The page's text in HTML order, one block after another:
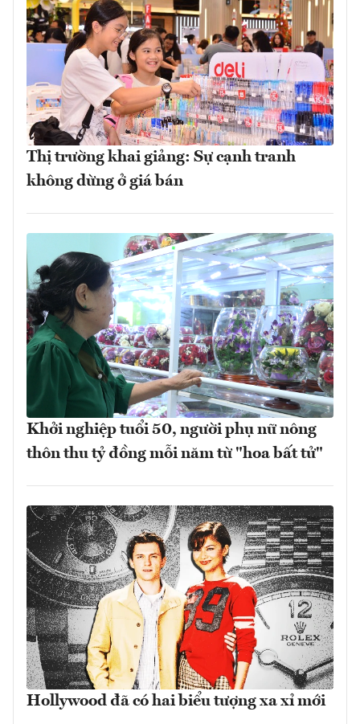
Thị trường khai giảng: Sự cạnh tranh
không dừng ở giá bán
Khởi nghiệp tuổi 50, người phụ nữ nông
thôn thu tỷ đồng mỗi năm từ "hoa bất tử"
Hollywood đã có hai biểu tượng xa xỉ mới